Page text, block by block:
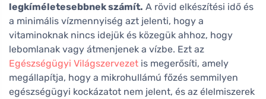
legkíméletesebbnek számít. A rövid elkészítési idő és
a minimális vízmennyiség azt jelenti, hogy a
vitaminoknak nincs idejük és közegük ahhoz, hogy
lebomlanak vagy átmenjenek a vízbe. Ezt az
Egészségügyi Világszervezet is megerősíti, amely
megállapítja, hogy a mikrohullámú főzés semmilyen
egészségügyi kockázatot nem jelent, és az élelmiszerek